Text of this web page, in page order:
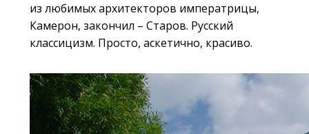
из любимых архитекторов императрицы,
Камерон, закончил – Старов. Русский
классицизм. Просто, аскетично, красиво.